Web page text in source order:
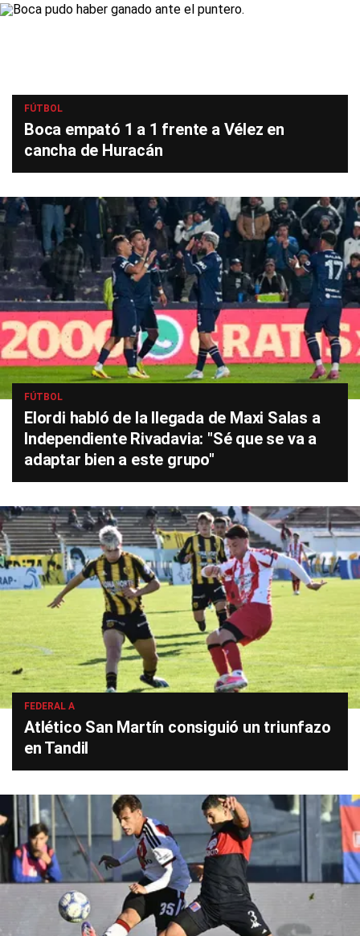
FÚTBOL
Boca empató 1 a 1 frente a Vélez en
cancha de Huracán
FÚTBOL
Elordi habló de la llegada de Maxi Salas a
Independiente Rivadavia: "Sé que se va a
adaptar bien a este grupo"
FEDERAL A
Atlético San Martín consiguió un triunfazo
en Tandil